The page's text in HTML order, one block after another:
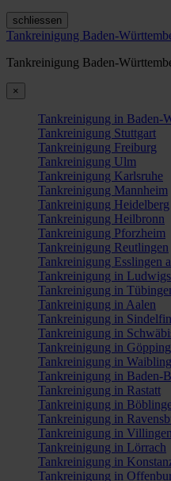
schliessen
Tankreinigung Baden-
Tankreinigung Baden-
×
Tankreinigung in Baden-
Tankreinigung Stuttgart
Tankreinigung Freiburg
Tankreinigung Ulm
Tankreinigung Karlsruhe
Tankreinigung Mannheim
Tankreinigung Heidelberg
Tankreinigung Heilbronn
Tankreinigung Pforzheim
Tankreinigung Reutlingen
Tankreinigung Esslingen
Tankreinigung in
Tankreinigung in
Tankreinigung in Aalen
Tankreinigung in
Tankreinigung in
Tankreinigung in
Tankreinigung in
Tankreinigung in Baden-
Tankreinigung in Rastatt
Tankreinigung in
Tankreinigung in
Tankreinigung in
Tankreinigung in Lörrach
Tankreinigung in
Tankreinigung in